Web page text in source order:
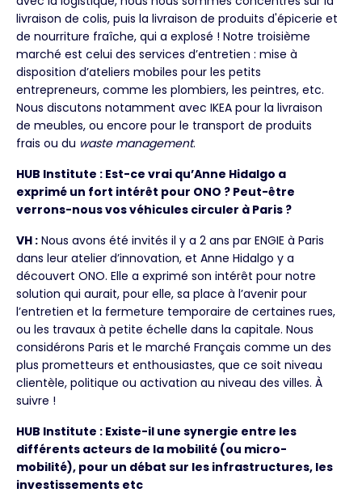
livraison de colis, puis la livraison de produits d'épicerie et
de nourriture fraîche, qui a explosé ! Notre troisième
marché est celui des services d’entretien : mise à
disposition d’ateliers mobiles pour les petits
entrepreneurs, comme les plombiers, les peintres, etc.
Nous discutons notamment avec IKEA pour la livraison
de meubles, ou encore pour le transport de produits
frais ou du waste management.
HUB Institute : Est-ce vrai qu’Anne Hidalgo a
exprimé un fort intérêt pour ONO ? Peut-être
verrons-nous vos véhicules circuler à Paris ?
VH : Nous avons été invités il y a 2 ans par ENGIE à Paris
dans leur atelier d’innovation, et Anne Hidalgo y a
découvert ONO. Elle a exprimé son intérêt pour notre
solution qui aurait, pour elle, sa place à l’avenir pour
l’entretien et la fermeture temporaire de certaines rues,
ou les travaux à petite échelle dans la capitale. Nous
considérons Paris et le marché Français comme un des
plus prometteurs et enthousiastes, que ce soit niveau
clientèle, politique ou activation au niveau des villes. À
suivre !
HUB Institute : Existe-il une synergie entre les
différents acteurs de la mobilité (ou micro-
mobilité), pour un débat sur les infrastructures, les
investissements etc